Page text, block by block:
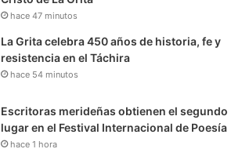
hace 47 minutos
La Grita celebra 450 años de historia, fe y
resistencia en el Táchira
hace 54 minutos
Escritoras merideñas obtienen el segundo
lugar en el Festival Internacional de Poesía
hace 1 hora